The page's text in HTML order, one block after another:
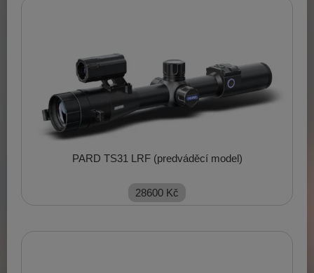
PARD TS31 LRF (predváděcí model)
28600 Kč